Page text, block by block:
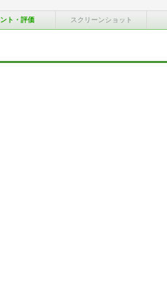
ト・評価 スクリーンショット